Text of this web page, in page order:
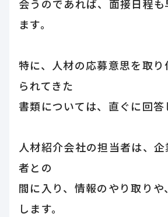
会うのであれば、面接日程
ます。
特に、人材の応募意思を取
られてきた
書類については、直ぐに回答
人材紹介会社の担当者は、
者との
間に入り、情報のやり取りや
します。